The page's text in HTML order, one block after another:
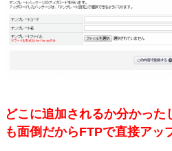
どこに追加されるか分かった
も面倒だからFTPで直接アッ